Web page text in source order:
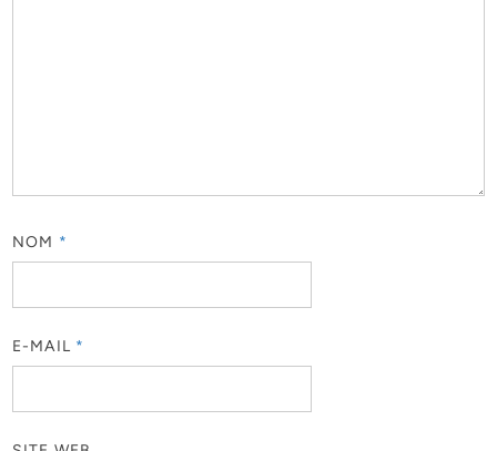
NOM *
E-MAIL *